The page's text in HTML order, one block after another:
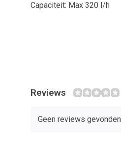
Capaciteit: Max 320 l/h
Reviews
Geen reviews gevonden